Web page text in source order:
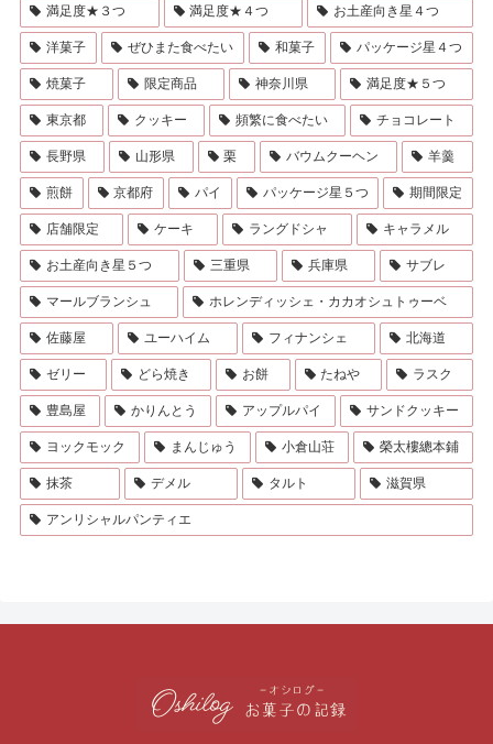
満足度★３つ 満足度★４つ お土産向き星４つ
洋菓子 ぜひまた食べたい 和菓子 パッケージ星４つ
焼菓子 限定商品 神奈川県 満足度★５つ
東京都 クッキー 頻繁に食べたい チョコレート
長野県 山形県 栗 バウムクーヘン 羊羹
煎餅 京都府 パイ パッケージ星５つ 期間限定
店舗限定 ケーキ ラングドシャ キャラメル
お土産向き星５つ 三重県 兵庫県 サブレ
マールブランシュ ホレンディッシェ・カカオシュトゥーベ
佐藤屋 ユーハイム フィナンシェ 北海道
ゼリー どら焼き お餅 たねや ラスク
豊島屋 かりんとう アップルパイ サンドクッキー
ヨックモック まんじゅう 小倉山荘 榮太樓總本鋪
抹茶 デメル タルト 滋賀県
アンリシャルパンティエ